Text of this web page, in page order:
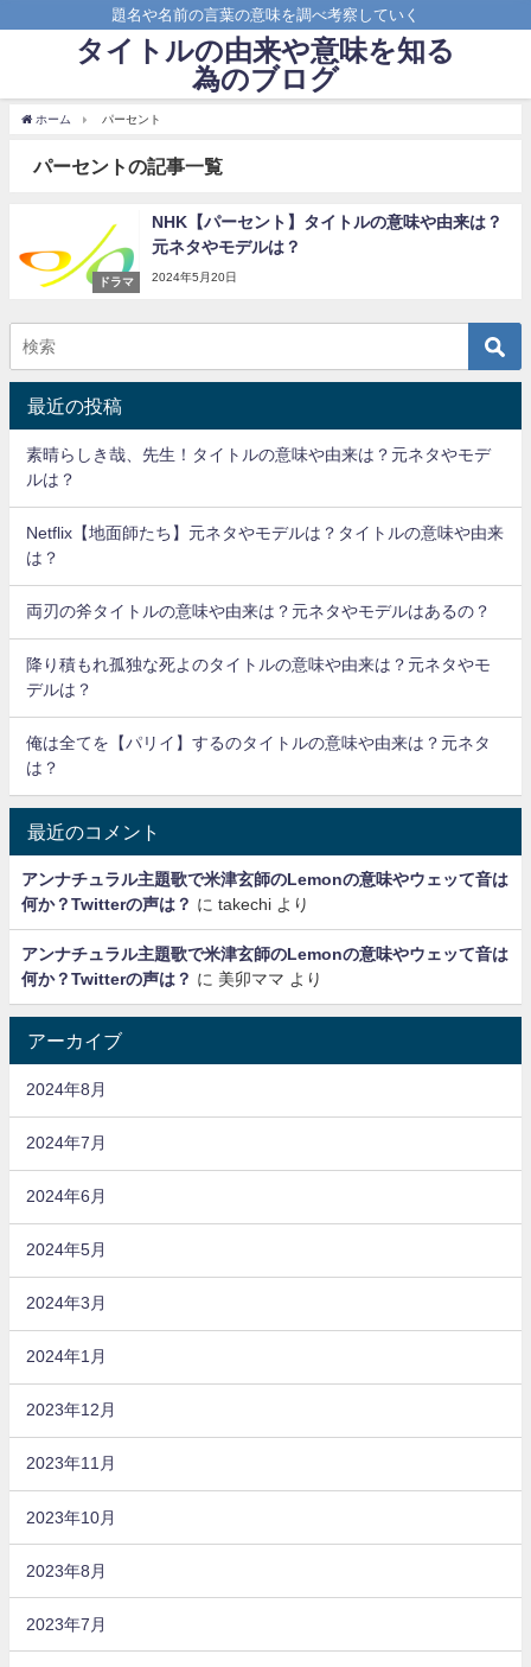
題名や名前の言葉の意味を調べ考察していく
タイトルの由来や意味を知る
為のブログ
ホーム パーセント
パーセントの記事一覧
ドラマ
NHK【パーセント】タイトルの意味や由来は？
元ネタやモデルは？
2024年5月20日
最近の投稿
素晴らしき哉、先生！タイトルの意味や由来は？元ネタやモデ
ルは？
Netflix【地面師たち】元ネタやモデルは？タイトルの意味や由来
は？
両刃の斧タイトルの意味や由来は？元ネタやモデルはあるの？
降り積もれ孤独な死よのタイトルの意味や由来は？元ネタやモ
デルは？
俺は全てを【パリイ】するのタイトルの意味や由来は？元ネタ
は？
最近のコメント
アンナチュラル主題歌で米津玄師のLemonの意味やウェッて音は
何か？Twitterの声は？ に takechi より
アンナチュラル主題歌で米津玄師のLemonの意味やウェッて音は
何か？Twitterの声は？ に 美卯ママ より
アーカイブ
2024年8月
2024年7月
2024年6月
2024年5月
2024年3月
2024年1月
2023年12月
2023年11月
2023年10月
2023年8月
2023年7月